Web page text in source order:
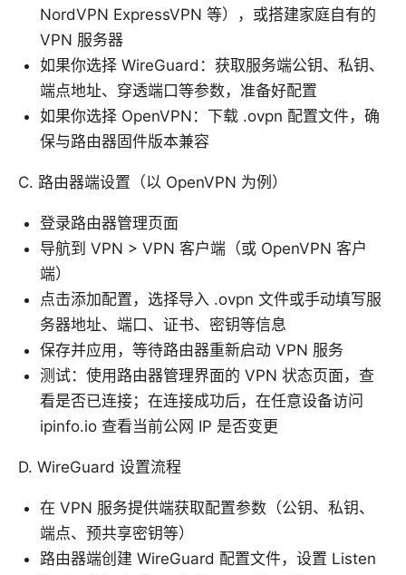
NordVPN ExpressVPN 等），或搭建家庭自有的
VPN 服务器
如果你选择 WireGuard：获取服务端公钥、私钥、
端点地址、穿透端口等参数，准备好配置
如果你选择 OpenVPN：下载 .ovpn 配置文件，确
保与路由器固件版本兼容
C. 路由器端设置（以 OpenVPN 为例）
登录路由器管理页面
导航到 VPN > VPN 客户端（或 OpenVPN 客户
端）
点击添加配置，选择导入 .ovpn 文件或手动填写服
务器地址、端口、证书、密钥等信息
保存并应用，等待路由器重新启动 VPN 服务
测试：使用路由器管理界面的 VPN 状态页面，查
看是否已连接；在连接成功后，在任意设备访问
ipinfo.io 查看当前公网 IP 是否变更
D. WireGuard 设置流程
在 VPN 服务提供端获取配置参数（公钥、私钥、
端点、预共享密钥等）
路由器端创建 WireGuard 配置文件，设置 Listen